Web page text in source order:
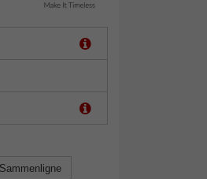
Sammenligne